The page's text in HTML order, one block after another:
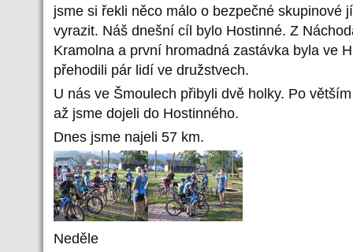
jsme si řekli něco málo o bezpečné skupinové
vyrazit. Náš dnešní cíl bylo Hostinné. Z
Kramolna a první hromadná zastávka byla ve
přehodili pár lidí ve družstvech.
U nás ve Šmoulech přibyli dvě holky. Po
až jsme dojeli do Hostinného.
Dnes jsme najeli 57 km.
Neděle